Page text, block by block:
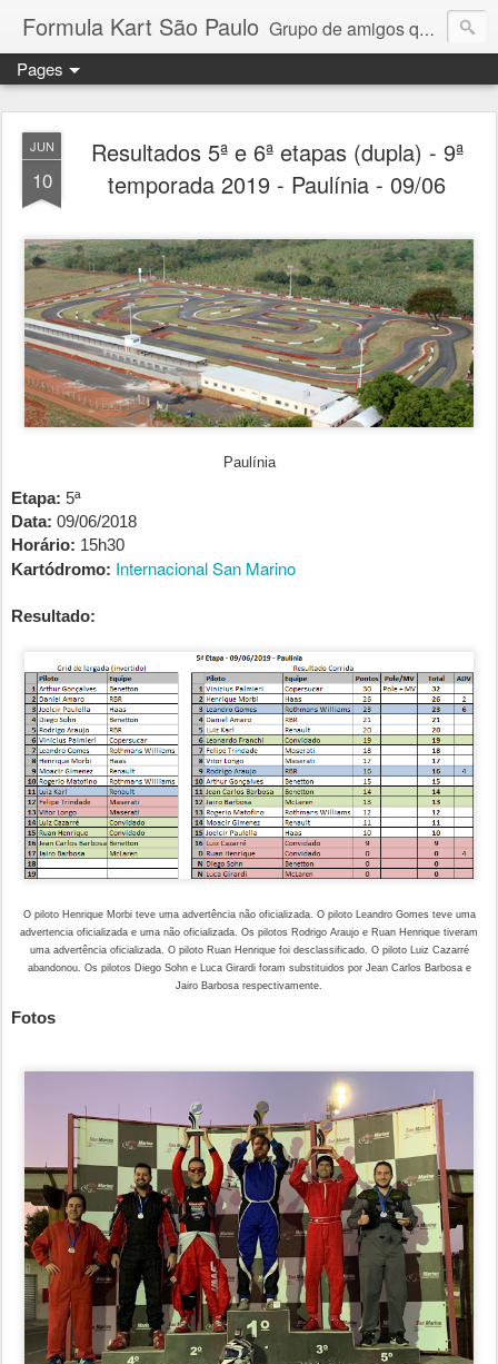
Formula Kart São Paulo Grupo de amigos que adoram pilotar e se reúnem uma vez por mês para a disputa de um campeonato competitivo e amigável. Granja Viana, Interlagos, Paulínia e Aldeia da Serra. Troféus e medalhas em todas as etapas para os 6 primeiros colocados + pole position e volta mais rápida da prova. Campeonato por pilotos e por equipe com troféus para os 3 primeiros + cada piloto da equipe campeã. Medalhas para todos os participantes.
Pages
JUN
10
Resultados 5ª e 6ª etapas (dupla) - 9ª
temporada 2019 - Paulínia - 09/06
Paulínia
Etapa: 5ª
Data: 09/06/2018
Horário: 15h30
Kartódromo: Internacional San Marino
Resultado:
O piloto Henrique Morbi teve uma advertência não oficializada. O piloto Leandro Gomes teve uma
advertencia oficializada e uma não oficializada. Os pilotos Rodrigo Araujo e Ruan Henrique tiveram
uma advertência oficializada. O piloto Ruan Henrique foi desclassificado. O piloto Luiz Cazarré
abandonou. Os pilotos Diego Sohn e Luca Girardi foram substituidos por Jean Carlos Barbosa e
Jairo Barbosa respectivamente.
Fotos